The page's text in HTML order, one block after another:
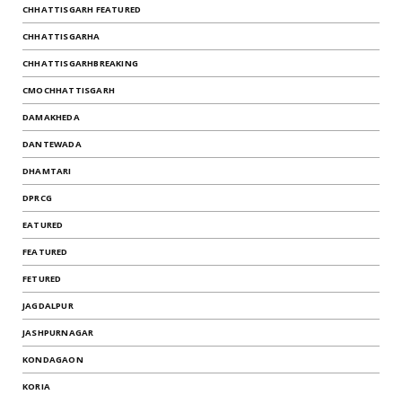
CHHATTISGARH FEATURED
CHHATTISGARHA
CHHATTISGARHBREAKING
CMOCHHATTISGARH
DAMAKHEDA
DANTEWADA
DHAMTARI
DPRCG
EATURED
FEATURED
FETURED
JAGDALPUR
JASHPURNAGAR
KONDAGAON
KORIA